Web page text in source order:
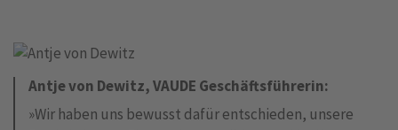
Antje von Dewitz, VAUDE Geschäftsführerin:
»Wir haben uns bewusst dafür entschieden, unsere